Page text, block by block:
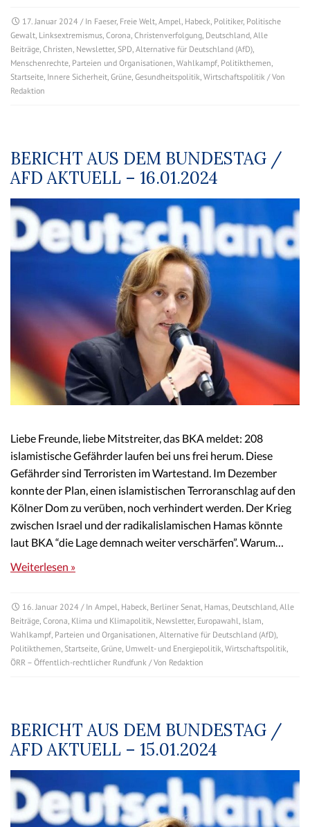
17. Januar 2024 / In Faeser, Freie Welt, Ampel, Habeck, Politiker, Politische
Gewalt, Linksextremismus, Corona, Christenverfolgung, Deutschland, Alle
Beiträge, Christen, Newsletter, SPD, Alternative für Deutschland (AfD),
Menschenrechte, Parteien und Organisationen, Wahlkampf, Politikthemen,
Startseite, Innere Sicherheit, Grüne, Gesundheitspolitik, Wirtschaftspolitik / Von
Redaktion
BERICHT AUS DEM BUNDESTAG /
AFD AKTUELL – 16.01.2024
Liebe Freunde, liebe Mitstreiter, das BKA meldet: 208
islamistische Gefährder laufen bei uns frei herum. Diese
Gefährder sind Terroristen im Wartestand. Im Dezember
konnte der Plan, einen islamistischen Terroranschlag auf den
Kölner Dom zu verüben, noch verhindert werden. Der Krieg
zwischen Israel und der radikalislamischen Hamas könnte
laut BKA “die Lage demnach weiter verschärfen”. Warum…
Weiterlesen »
16. Januar 2024 / In Ampel, Habeck, Berliner Senat, Hamas, Deutschland, Alle
Beiträge, Corona, Klima und Klimapolitik, Newsletter, Europawahl, Islam,
Wahlkampf, Parteien und Organisationen, Alternative für Deutschland (AfD),
Politikthemen, Startseite, Grüne, Umwelt- und Energiepolitik, Wirtschaftspolitik,
ÖRR – Öffentlich-rechtlicher Rundfunk / Von Redaktion
BERICHT AUS DEM BUNDESTAG /
AFD AKTUELL – 15.01.2024